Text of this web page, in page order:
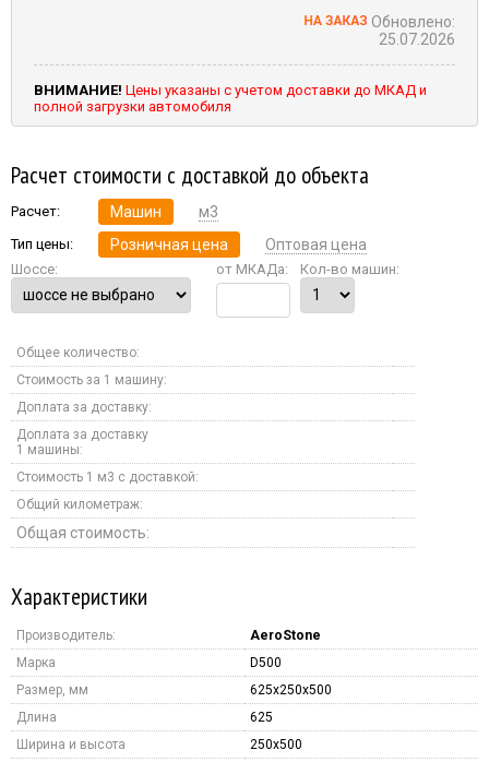
Обновлено:
25.07.2026
ВНИМАНИЕ! Цены указаны с учетом доставки до МКАД и
полной загрузки автомобиля
Расчет стоимости с доставкой до объекта
Расчет: Машин м3
Тип цены: Розничная цена Оптовая цена
Шоссе: от МКАДа: Кол-во машин:
Общее количество:
Стоимость за 1 машину:
Доплата за доставку:
Доплата за доставку
1 машины:
Стоимость 1 м3 с доставкой:
Общий километраж:
Общая стоимость:
Характеристики
Производитель:
AeroStone
Марка
D500
Размер, мм
625x250x500
Длина
625
Ширина и высота
250x500